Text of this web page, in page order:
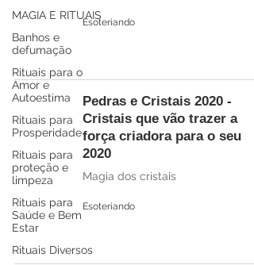
MAGIA E RITUAIS
Banhos e
defumação
Rituais para o
Amor e
Autoestima
Rituais para
Prosperidade
Rituais para
proteção e
limpeza
Rituais para
Saúde e Bem
Estar
Rituais Diversos
Esoteriando
Pedras e Cristais 2020 -
Cristais que vão trazer a
força criadora para o seu
2020
Magia dos cristais
Esoteriando